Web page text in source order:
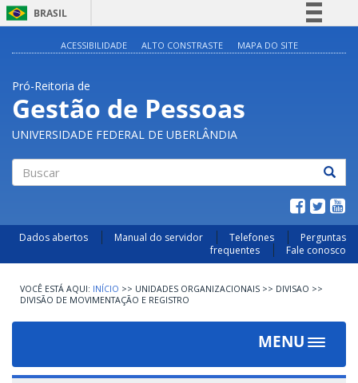
BRASIL
Acesso à informação
Legislação
Canais
ACESSIBILIDADE ALTO CONSTRASTE MAPA DO SITE
Pró-Reitoria de
Gestão de Pessoas
UNIVERSIDADE FEDERAL DE UBERLÂNDIA
Dados abertos Manual do servidor Telefones
Perguntas
frequentes
Fale conosco
INÍCIO >> UNIDADES ORGANIZACIONAIS >> DIVISAO >>
DIVISÃO DE MOVIMENTAÇÃO E REGISTRO
MENU
Toggle